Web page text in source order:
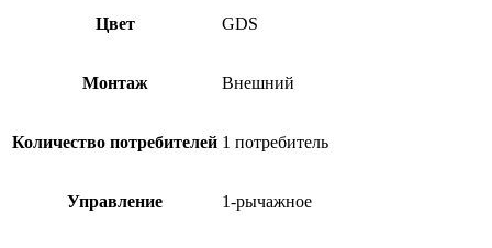
Цвет GDS
Монтаж Внешний
Количество потребителей 1 потребитель
Управление 1-рычажное